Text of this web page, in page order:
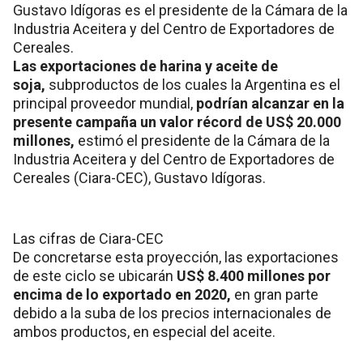
Gustavo Idígoras es el presidente de la Cámara de la
Industria Aceitera y del Centro de Exportadores de
Cereales.
Las exportaciones de harina y aceite de
soja, subproductos de los cuales la Argentina es el
principal proveedor mundial, podrían alcanzar en la
presente campaña un valor récord de US$ 20.000
millones, estimó el presidente de la Cámara de la
Industria Aceitera y del Centro de Exportadores de
Cereales (Ciara-CEC), Gustavo Idígoras.
Las cifras de Ciara-CEC
De concretarse esta proyección, las exportaciones
de este ciclo se ubicarán US$ 8.400 millones por
encima de lo exportado en 2020, en gran parte
debido a la suba de los precios internacionales de
ambos productos, en especial del aceite.